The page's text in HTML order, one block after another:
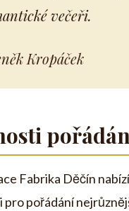
večeři.
Kropáček
Fabrika Děčín
pro pořádání